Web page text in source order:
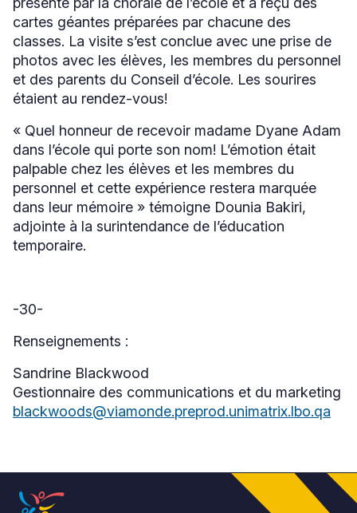
cartes géantes préparées par chacune des
classes. La visite s’est conclue avec une prise de
photos avec les élèves, les membres du personnel
et des parents du Conseil d’école. Les sourires
étaient au rendez-vous!
« Quel honneur de recevoir madame Dyane Adam
dans l’école qui porte son nom! L’émotion était
palpable chez les élèves et les membres du
personnel et cette expérience restera marquée
dans leur mémoire » témoigne Dounia Bakiri,
adjointe à la surintendance de l’éducation
temporaire.
-30-
Renseignements :
Sandrine Blackwood
Gestionnaire des communications et du marketing
blackwoods@viamonde.preprod.unimatrix.lbo.qa